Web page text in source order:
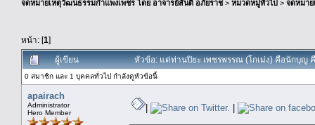
จดหมายเหตุวัฒนธรรมกำแพงเพชร โดย อาจารย์สันติ อภัยราช> หมวดหมู่ทั่วไป > จดหมา
หน้า: [1]
ผู้เขียน หัวข้อ: แด่ท่านปิยะ เพชรพรรณ (โกเม่ง) คือนักบุญ
0 สมาชิก และ 1 บุคคลทั่วไป กำลังดูหัวข้อนี้
apairach
Administrator
Hero Member
| |